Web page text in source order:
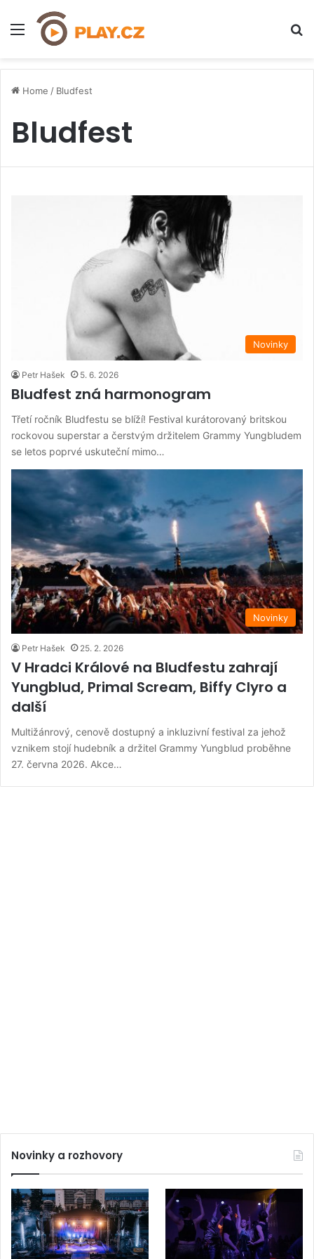
Menu
Home / Bludfest
Bludfest
Novinky
Petr Hašek 5. 6. 2026
Bludfest zná harmonogram
Třetí ročník Bludfestu se blíží! Festival kurátorovaný britskou
rockovou superstar a čerstvým držitelem Grammy Yungbludem
se letos poprvé uskuteční mimo…
Novinky
Petr Hašek 25. 2. 2026
V Hradci Králové na Bludfestu zahrají
Yungblud, Primal Scream, Biffy Clyro a
další
Multižánrový, cenově dostupný a inkluzivní festival za jehož
vznikem stojí hudebník a držitel Grammy Yungblud proběhne
27. června 2026. Akce…
Novinky a rozhovory